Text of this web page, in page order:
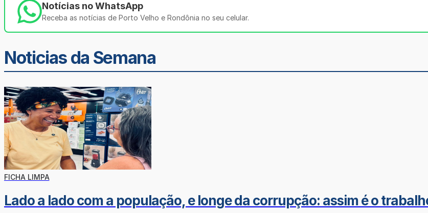
Notícias no WhatsApp
Receba as notícias de Porto Velho e Rondônia no seu celular.
Noticias da Semana
FICHA LIMPA
Lado a lado com a população, e longe da corrupção: assim é o